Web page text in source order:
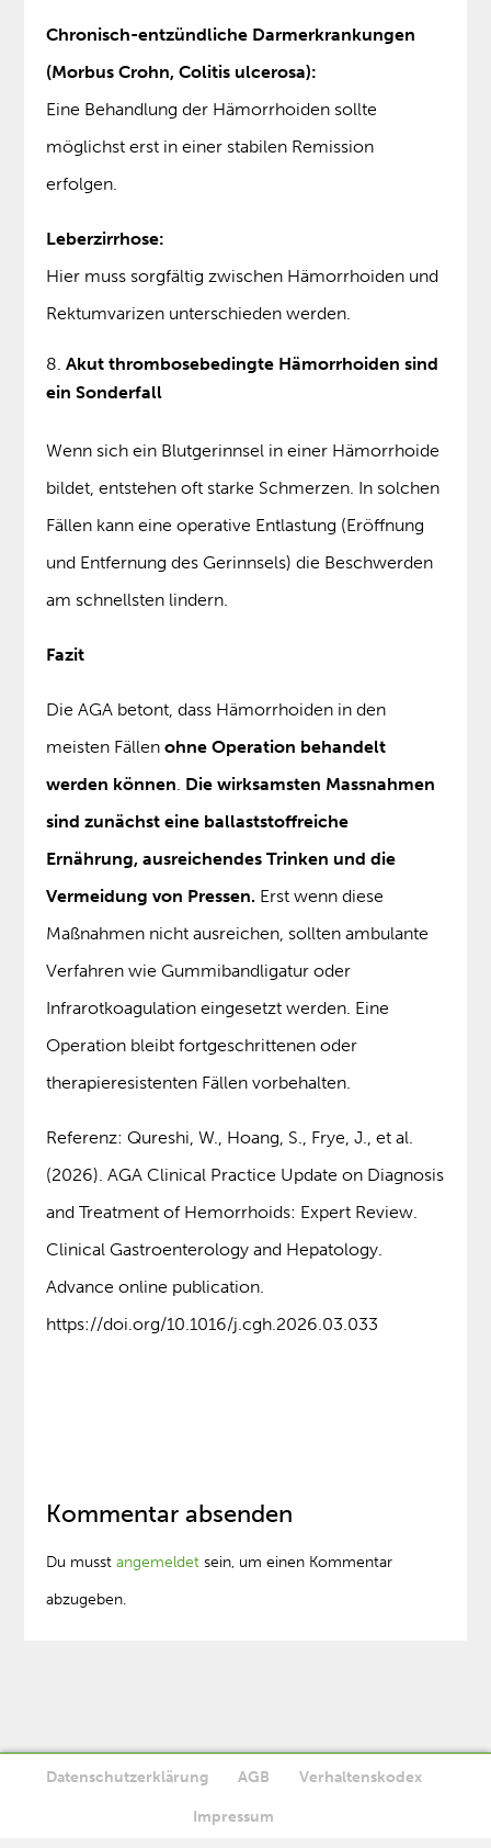
Chronisch-entzündliche Darmerkrankungen
(Morbus Crohn, Colitis ulcerosa):
Eine Behandlung der Hämorrhoiden sollte
möglichst erst in einer stabilen Remission
erfolgen.
Leberzirrhose:
Hier muss sorgfältig zwischen Hämorrhoiden und
Rektumvarizen unterschieden werden.
Akut thrombosebedingte Hämorrhoiden sind
ein Sonderfall
Wenn sich ein Blutgerinnsel in einer Hämorrhoide
bildet, entstehen oft starke Schmerzen. In solchen
Fällen kann eine operative Entlastung (Eröffnung
und Entfernung des Gerinnsels) die Beschwerden
am schnellsten lindern.
Fazit
Die AGA betont, dass Hämorrhoiden in den
meisten Fällenohne Operation behandelt
werden können. Die wirksamsten Massnahmen
sind zunächst eine ballaststoffreiche
Ernährung, ausreichendes Trinken und die
Vermeidung von Pressen. Erst wenn diese
Maßnahmen nicht ausreichen, sollten ambulante
Verfahren wie Gummibandligatur oder
Infrarotkoagulation eingesetzt werden. Eine
Operation bleibt fortgeschrittenen oder
therapieresistenten Fällen vorbehalten.
Referenz: Qureshi, W., Hoang, S., Frye, J., et al.
(2026). AGA Clinical Practice Update on Diagnosis
and Treatment of Hemorrhoids: Expert Review.
Clinical Gastroenterology and Hepatology.
Advance online publication.
https://doi.org/10.1016/j.cgh.2026.03.033
Kommentar absenden
Du musstangemeldet sein, um einen Kommentar
abzugeben.
Datenschutzerklärung AGB Verhaltenskodex
Impressum